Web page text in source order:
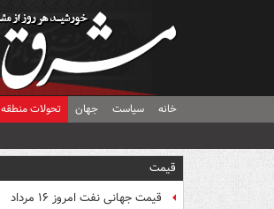
خانه سیاست جهان تحولات منطقه
قیمت
قیمت جهانی نفت امروز ۱۶ مرداد